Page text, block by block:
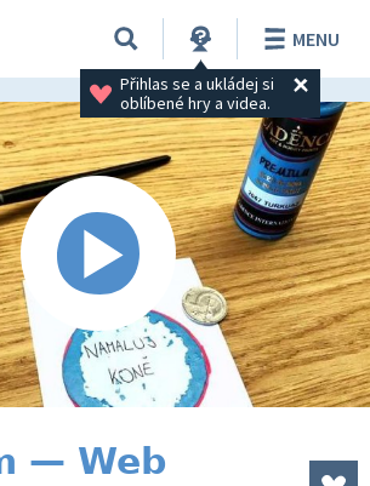
Přihlas se a ukládej si
oblíbené hry a videa.
MENU
— Web